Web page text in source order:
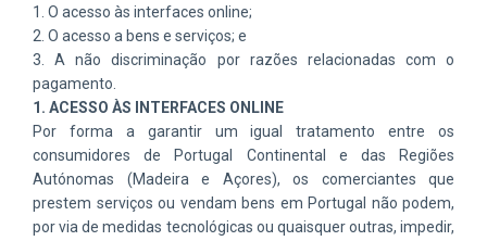
1. O acesso às interfaces online;
2. O acesso a bens e serviços; e
3.Anão discriminação por razões relacionadas com o
pagamento.
1. ACESSO ÀS INTERFACES ONLINE
Por forma a garantir um igual tratamento entre os
consumidores de Portugal Continental e das Regiões
Autónomas (Madeira e Açores), os comerciantes que
prestem serviços ou vendam bens em Portugal não podem,
por via de medidas tecnológicas ou quaisquer outras, impedir,